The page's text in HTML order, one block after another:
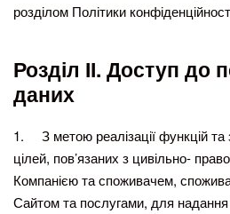
розділом Політики
Розділ ІІ. Доступ до
даних
1. З метою реалізації функцій та
цілей, пов’язаних з цивільно-
Компанією та споживачем,
Сайтом та послугами, для